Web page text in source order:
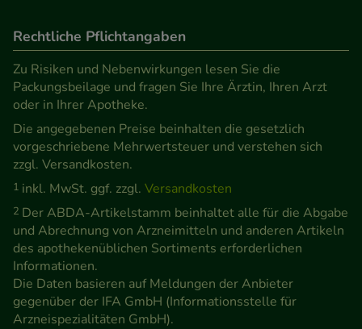
Statistik & Tracking:Hierüber lassen sich
Informationen über die Art und Weise der Nutzung
unserer Website sammeln, mit deren Hilfe wir
unsere Website weiter für Sie optimieren können,
den Inhalt auf unserer Website aber auch die
Werbung auf Drittseiten möglichst relevant für Sie
zu gestalten. Bitte beachten Sie, dass Daten hierfür
teilweise an Dritte wie z.B. Google oder soziale
Medien übertragen werden.
Rechtliche Pflichtangaben
Zu Risiken und Nebenwirkungen lesen Sie die
Packungsbeilage und fragen Sie Ihre Ärztin, Ihren Arzt
oder in Ihrer Apotheke.
Die angegebenen Preise beinhalten die gesetzlich
vorgeschriebene Mehrwertsteuer und verstehen sich
zzgl. Versandkosten.
1 inkl. MwSt. ggf. zzgl. Versandkosten
2 Der ABDA-Artikelstamm beinhaltet alle für die Abgabe
und Abrechnung von Arzneimitteln und anderen Artikeln
des apothekenüblichen Sortiments erforderlichen
Informationen.
Die Daten basieren auf Meldungen der Anbieter
gegenüber der IFA GmbH (Informationsstelle für
Arzneispezialitäten GmbH).